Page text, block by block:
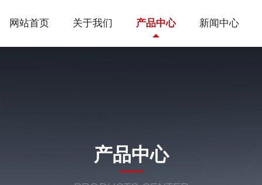
网站首页 关于我们 产品中心 新闻中心
产品中心